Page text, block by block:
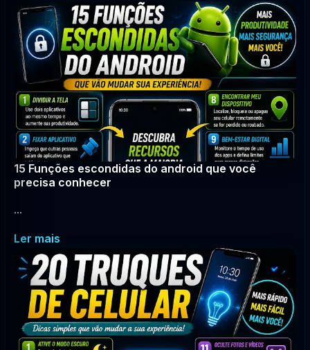
15 Funções escondidas do android que você
precisa conhecer
...
Ler mais